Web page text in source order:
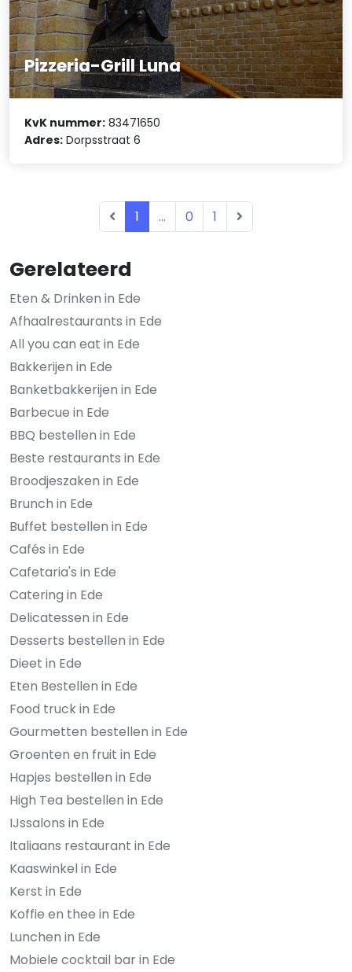
Gerelateerd
Eten & Drinken in Ede
Afhaalrestaurants in Ede
All you can eat in Ede
Bakkerijen in Ede
Banketbakkerijen in Ede
Barbecue in Ede
BBQ bestellen in Ede
Beste restaurants in Ede
Broodjeszaken in Ede
Brunch in Ede
Buffet bestellen in Ede
Cafés in Ede
Cafetaria's in Ede
Catering in Ede
Delicatessen in Ede
Desserts bestellen in Ede
Dieet in Ede
Eten Bestellen in Ede
Food truck in Ede
Gourmetten bestellen in Ede
Groenten en fruit in Ede
Hapjes bestellen in Ede
High Tea bestellen in Ede
IJssalons in Ede
Italiaans restaurant in Ede
Kaaswinkel in Ede
Kerst in Ede
Koffie en thee in Ede
Lunchen in Ede
Mobiele cocktail bar in Ede
Pizzeria-Grill Luna
KvK nummer: 83471650
Adres: Dorpsstraat 6
1 ... 0 1